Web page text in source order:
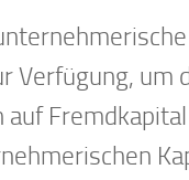
Verfügung, um